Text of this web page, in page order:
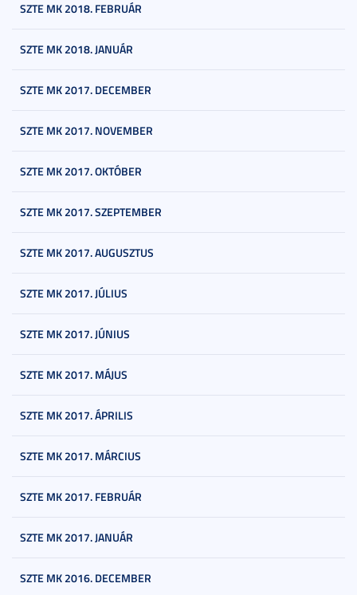
SZTE MK 2018. FEBRUÁR
SZTE MK 2018. JANUÁR
SZTE MK 2017. DECEMBER
SZTE MK 2017. NOVEMBER
SZTE MK 2017. OKTÓBER
SZTE MK 2017. SZEPTEMBER
SZTE MK 2017. AUGUSZTUS
SZTE MK 2017. JÚLIUS
SZTE MK 2017. JÚNIUS
SZTE MK 2017. MÁJUS
SZTE MK 2017. ÁPRILIS
SZTE MK 2017. MÁRCIUS
SZTE MK 2017. FEBRUÁR
SZTE MK 2017. JANUÁR
SZTE MK 2016. DECEMBER